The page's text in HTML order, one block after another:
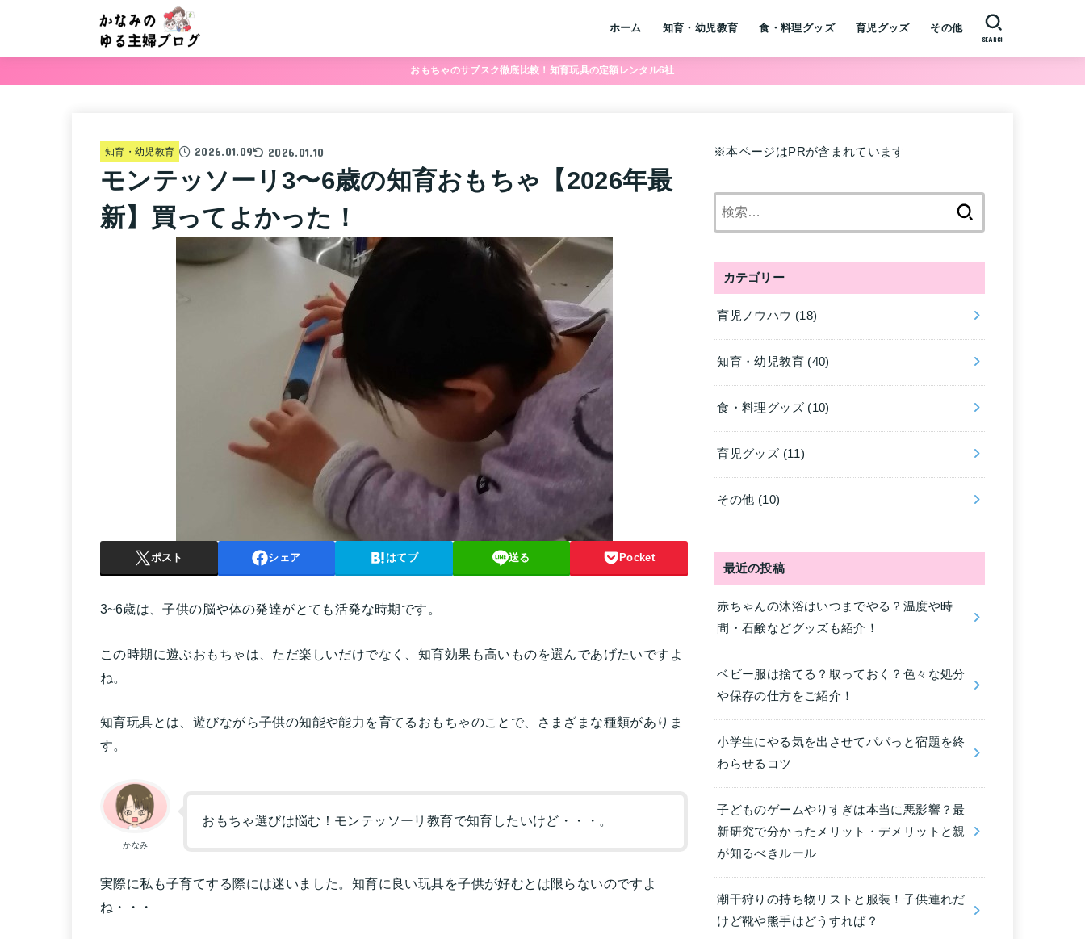
ホーム 知育・幼児教育 食・料理グッズ 育児グッズ その他
SEARCH
おもちゃのサブスク徹底比較！知育玩具の定額レンタル6社
知育・幼児教育 2026.01.09 2026.01.10
モンテッソーリ3〜6歳の知育おもちゃ【2026年最
新】買ってよかった！
ポスト シェア はてブ 送る Pocket
3~6歳は、子供の脳や体の発達がとても活発な時期です。
この時期に遊ぶおもちゃは、ただ楽しいだけでなく、知育効果も高いものを選んであげたいですよ
ね。
知育玩具とは、遊びながら子供の知能や能力を育てるおもちゃのことで、さまざまな種類がありま
す。
かなみ
おもちゃ選びは悩む！モンテッソーリ教育で知育したいけど・・・。
実際に私も子育てする際には迷いました。知育に良い玩具を子供が好むとは限らないのですよ
ね・・・
※本ページはPRが含まれています
カテゴリー
育児ノウハウ (18)
知育・幼児教育 (40)
食・料理グッズ (10)
育児グッズ (11)
その他 (10)
最近の投稿
赤ちゃんの沐浴はいつまでやる？温度や時
間・石鹸などグッズも紹介！
ベビー服は捨てる？取っておく？色々な処分
や保存の仕方をご紹介！
小学生にやる気を出させてパパっと宿題を終
わらせるコツ
子どものゲームやりすぎは本当に悪影響？最
新研究で分かったメリット・デメリットと親
が知るべきルール
潮干狩りの持ち物リストと服装！子供連れだ
けど靴や熊手はどうすれば？